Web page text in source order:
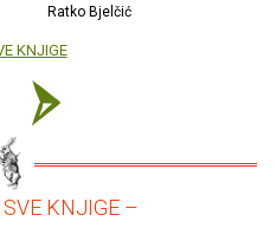
Ratko Bjelčić
KNJIGE
KNJIGE –